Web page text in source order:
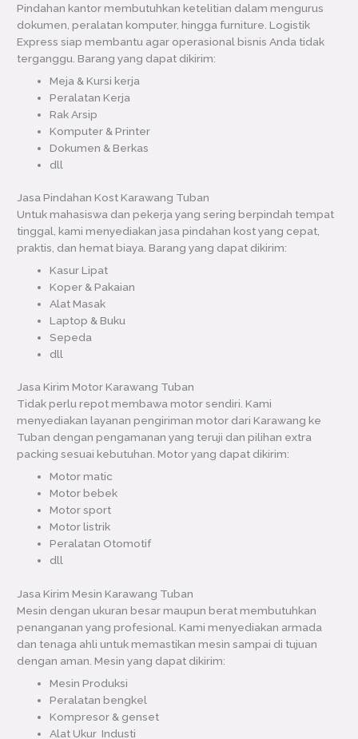
Pindahan kantor membutuhkan ketelitian dalam mengurus
dokumen, peralatan komputer, hingga furniture. Logistik
Express siap membantu agar operasional bisnis Anda tidak
terganggu. Barang yang dapat dikirim:
Meja & Kursi kerja
Peralatan Kerja
Rak Arsip
Komputer & Printer
Dokumen & Berkas
dll
Jasa Pindahan Kost Karawang Tuban
Untuk mahasiswa dan pekerja yang sering berpindah tempat
tinggal, kami menyediakan jasa pindahan kost yang cepat,
praktis, dan hemat biaya. Barang yang dapat dikirim:
Kasur Lipat
Koper & Pakaian
Alat Masak
Laptop & Buku
Sepeda
dll
Jasa Kirim Motor Karawang Tuban
Tidak perlu repot membawa motor sendiri. Kami
menyediakan layanan pengiriman motor dari Karawang ke
Tuban dengan pengamanan yang teruji dan pilihan extra
packing sesuai kebutuhan. Motor yang dapat dikirim:
Motor matic
Motor bebek
Motor sport
Motor listrik
Peralatan Otomotif
dll
Jasa Kirim Mesin Karawang Tuban
Mesin dengan ukuran besar maupun berat membutuhkan
penanganan yang profesional. Kami menyediakan armada
dan tenaga ahli untuk memastikan mesin sampai di tujuan
dengan aman. Mesin yang dapat dikirim:
Mesin Produksi
Peralatan bengkel
Kompresor & genset
Alat Ukur Industi